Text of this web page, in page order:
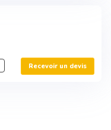
Recevoir un devis